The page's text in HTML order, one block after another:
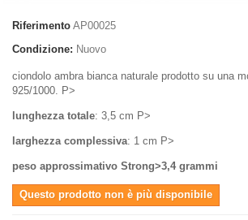
Riferimento AP00025
Condizione: Nuovo
ciondolo ambra bianca naturale prodotto su una
925/1000. P>
lunghezza totale: 3,5 cm P>
larghezza complessiva: 1 cm P>
peso approssimativo Strong>3,4 grammi
Questo prodotto non è più disponibile